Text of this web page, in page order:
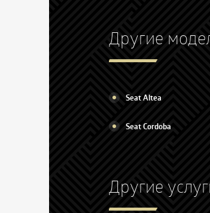
Другие
Seat Altea
Seat Cordoba
Другие